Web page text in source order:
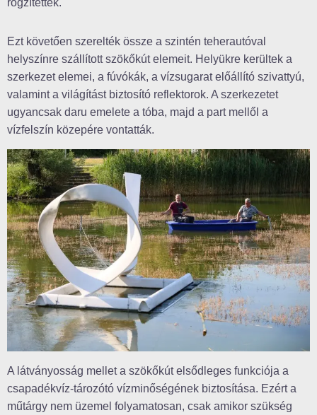
rögzítették.
Ezt követően szerelték össze a szintén teherautóval
helyszínre szállított szökőkút elemeit. Helyükre kerültek a
szerkezet elemei, a fúvókák, a vízsugarat előállító szivattyú,
valamint a világítást biztosító reflektorok. A szerkezetet
ugyancsak daru emelete a tóba, majd a part mellől a
vízfelszín közepére vontatták.
A látványosság mellet a szökőkút elsődleges funkciója a
csapadékvíz-tározótó vízminőségének biztosítása. Ezért a
műtárgy nem üzemel folyamatosan, csak amikor szükség